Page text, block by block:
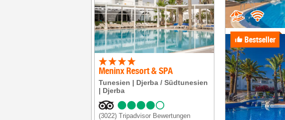
Meninx Resort & SPA
Tunesien
Djerba / Südtunesien
Djerba
(3022) Tripadvisor Bewertungen
Bestseller